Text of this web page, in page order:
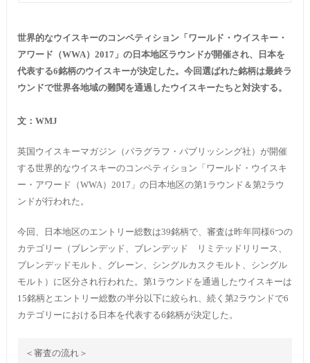
世界的なウイスキーのコンペティション「ワールド・ウイスキー・
アワード（WWA）2017」の日本地区ラウンドが開催され、日本を
代表する6銘柄のウイスキーが決定した。今回選ばれた銘柄は最終ラ
ウンドで世界各地域の難関を通過したウイスキーたちと対決する。
文： WMJ
英国ウイスキーマガジン（パラグラフ・パブリッシング社）が開催
する世界的なウイスキーのコンペティション「ワールド・ウイスキ
ー・アワード（WWA ）2017」の日本地区の第1ラウンド＆第2ラウ
ンドが行われた。
今回、日本地区のエントリー総数は39銘柄で、審査は昨年同様6つの
カテゴリー（ブレンデッド、ブレンデッド リミテッドリリース、
ブレンデッドモルト、グレーン、シングルカスクモルト、シングル
モルト）に区分され行われた。第1ラウンドを通過したウイスキーは
15銘柄とエントリー総数の半分以下に絞られ、続く第2ラウンドで6
カテゴリーにおける日本を代表する6銘柄が決定した。
＜審査の流れ＞